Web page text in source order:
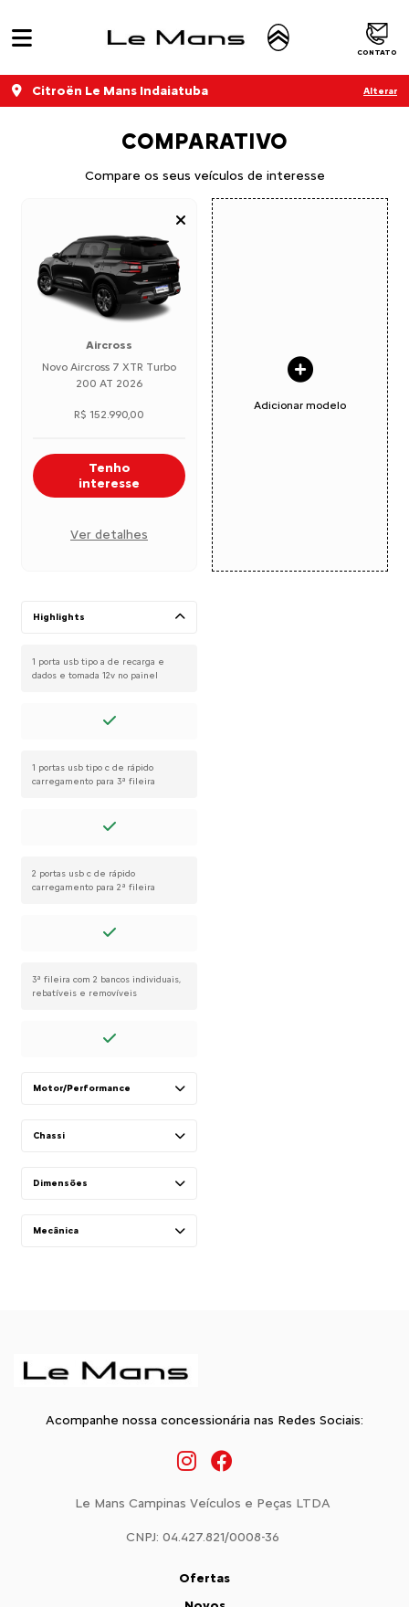
CONTATO
Citroën Le Mans Indaiatuba Alterar
COMPARATIVO
Compare os seus veículos de interesse
Aircross
Novo Aircross 7 XTR Turbo
200 AT 2026
R$ 152.990,00
Tenho
interesse
Ver detalhes
Adicionar modelo
Highlights
1 porta usb tipo a de recarga e
dados e tomada 12v no painel
1 portas usb tipo c de rápido
carregamento para 3ª fileira
2 portas usb c de rápido
carregamento para 2ª fileira
3ª fileira com 2 bancos individuais,
rebatíveis e removíveis
Motor/Performance
Chassi
Dimensões
Mecânica
Acompanhe nossa concessionária nas Redes Sociais:
Le Mans Campinas Veículos e Peças LTDA
CNPJ: 04.427.821/0008-36
Ofertas